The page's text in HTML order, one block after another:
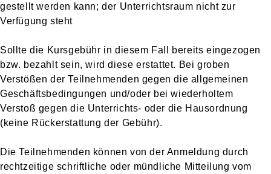
gestellt werden kann; der Unterrichtsraum nicht zur
Verfügung steht
Sollte die Kursgebühr in diesem Fall bereits eingezogen
bzw. bezahlt sein, wird diese erstattet. Bei groben
Verstößen der Teilnehmenden gegen die allgemeinen
Geschäftsbedingungen und/oder bei wiederholtem
Verstoß gegen die Unterrichts- oder die Hausordnung
(keine Rückerstattung der Gebühr).
Die Teilnehmenden können von der Anmeldung durch
rechtzeitige schriftliche oder mündliche Mitteilung vom